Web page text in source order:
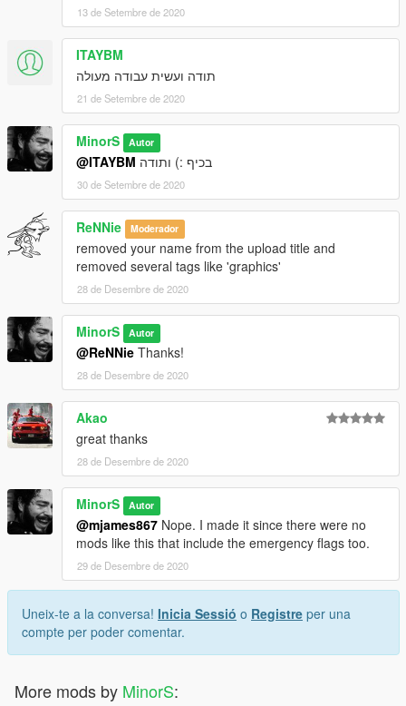
13 de Setembre de 2020
ITAYBM
תודה ועשית עבודה מעולה
21 de Setembre de 2020
MinorS Autor
@ITAYBM בכיף :) ותודה
30 de Setembre de 2020
ReNNie Moderador
removed your name from the upload title and
removed several tags like 'graphics'
28 de Desembre de 2020
MinorS Autor
@ReNNie Thanks!
28 de Desembre de 2020
Akao
great thanks
28 de Desembre de 2020
MinorS Autor
@mjames867 Nope. I made it since there were no
mods like this that include the emergency flags too.
29 de Desembre de 2020
Uneix-te a la conversa! Inicia Sessió o Registre per una
compte per poder comentar.
More mods by MinorS: